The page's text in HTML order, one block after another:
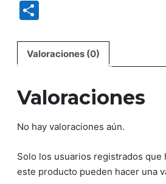
Valoraciones (0)
Valoraciones
No hay valoraciones aún.
Solo los usuarios registrados que
este producto pueden hacer una